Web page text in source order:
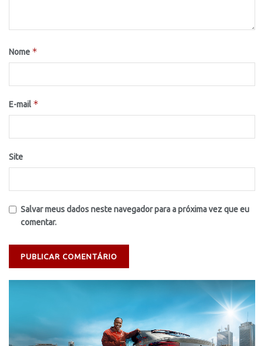
Nome *
E-mail *
Site
Salvar meus dados neste navegador para a próxima vez que eu
comentar.